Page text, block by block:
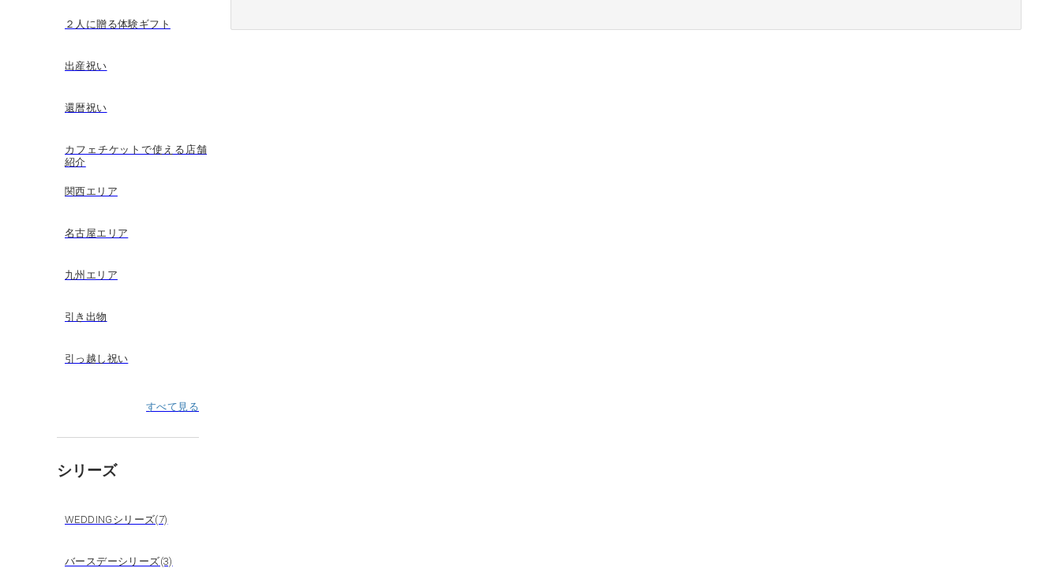
２人に贈る体験ギフト
出産祝い
還暦祝い
カフェチケットで使える店舗
紹介
関西エリア
名古屋エリア
九州エリア
引き出物
引っ越し祝い
すべて見る
シリーズ
WEDDINGシリーズ(7)
バースデーシリーズ(3)